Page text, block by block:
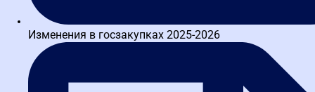
Подробнее о тренажере
Изменения в госзакупках 2025-2026